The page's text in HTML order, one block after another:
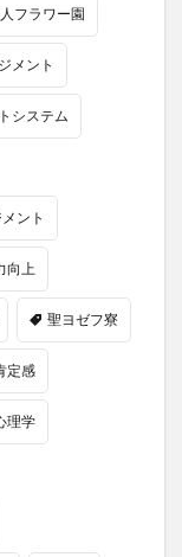
フラワー園
メント
システム
ント
向上
聖ヨゼフ寮
定感
理学